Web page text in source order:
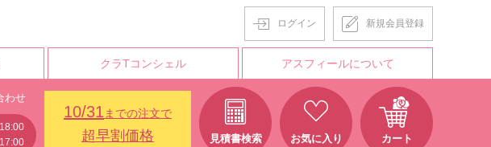
ログイン 新規会員登録
クラTコンシェル アスフィールについて
わせ
10/31 までの注文で
超早割価格 見積書検索 お気に入り カート